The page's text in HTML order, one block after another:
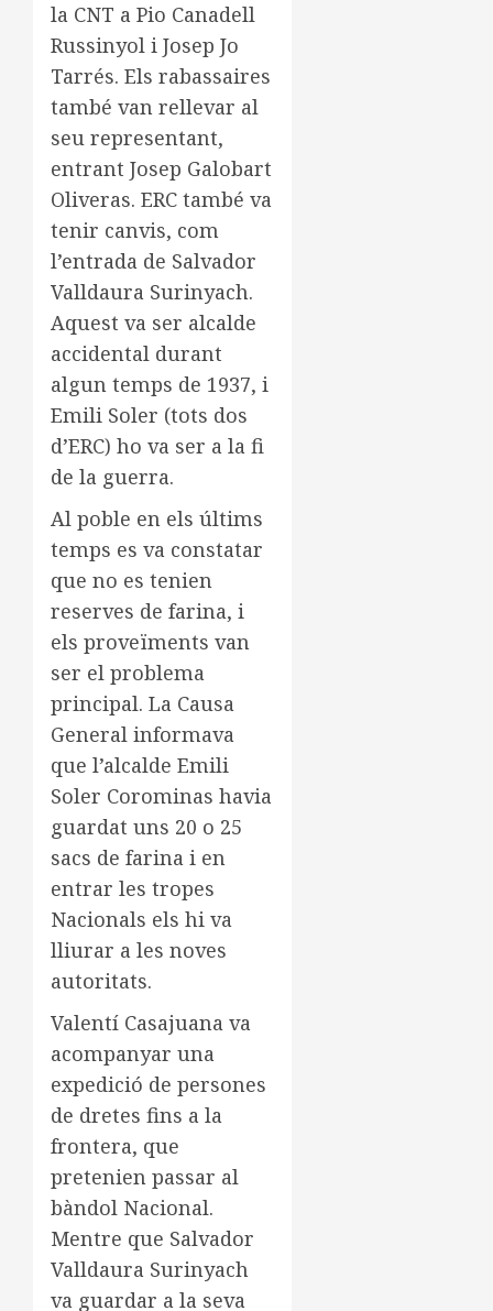
la CNT a Pio Canadell
Russinyol i Josep Jo
Tarrés. Els rabassaires
també van rellevar al
seu representant,
entrant Josep Galobart
Oliveras. ERC també va
tenir canvis, com
l’entrada de Salvador
Valldaura Surinyach.
Aquest va ser alcalde
accidental durant
algun temps de 1937, i
Emili Soler (tots dos
d’ERC) ho va ser a la fi
de la guerra.
Al poble en els últims
temps es va constatar
que no es tenien
reserves de farina, i
els proveïments van
ser el problema
principal. La Causa
General informava
que l’alcalde Emili
Soler Corominas havia
guardat uns 20 o 25
sacs de farina i en
entrar les tropes
Nacionals els hi va
lliurar a les noves
autoritats.
Valentí Casajuana va
acompanyar una
expedició de persones
de dretes fins a la
frontera, que
pretenien passar al
bàndol Nacional.
Mentre que Salvador
Valldaura Surinyach
va guardar a la seva